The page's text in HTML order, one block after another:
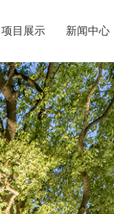
项目展示 新闻中心